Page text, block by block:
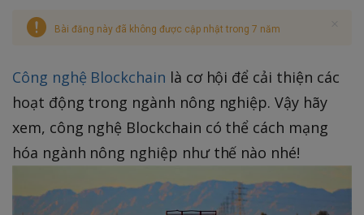
Bài đăng này đã không được cập nhật trong 7 năm
Công nghệ Blockchain là cơ hội để cải thiện các
hoạt động trong ngành nông nghiệp. Vậy hãy
xem, công nghệ Blockchain có thể cách mạng
hóa ngành nông nghiệp như thế nào nhé!